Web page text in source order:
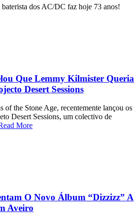
dos AC/DC faz hoje 73 anos!
Que Lemmy Kilmister Queria
Desert Sessions
of the Stone Age, recentemente lançou os
Desert Sessions, um colectivo de
More
O Novo Álbum “Dizzizz” A
Aveiro